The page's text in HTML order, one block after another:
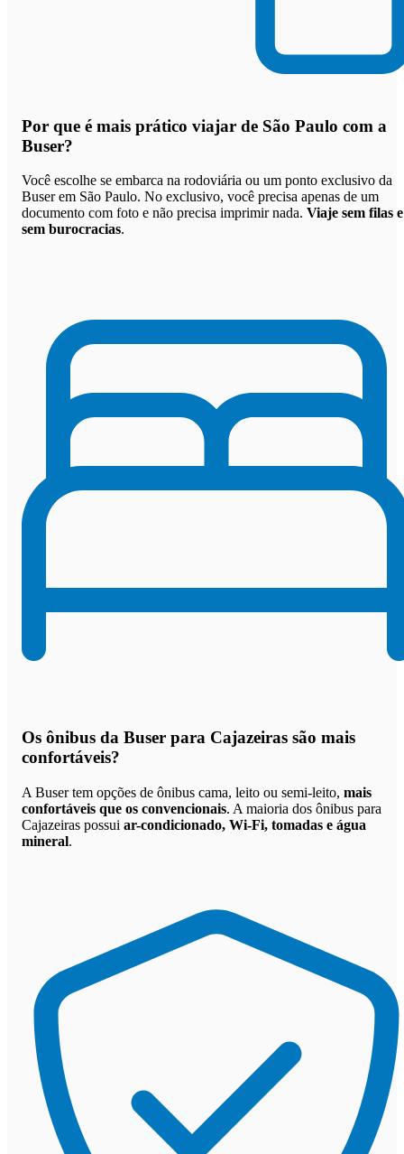
Por que é mais prático viajar de São Paulo com a
Buser?
Você escolhe se embarca na rodoviária ou um ponto exclusivo da
Buser em São Paulo. No exclusivo, você precisa apenas de um
documento com foto e não precisa imprimir nada. Viaje sem filas e
sem burocracias.
Os ônibus da Buser para Cajazeiras são mais
confortáveis?
A Buser tem opções de ônibus cama, leito ou semi-leito, mais
confortáveis que os convencionais. A maioria dos ônibus para
Cajazeiras possui ar-condicionado, Wi-Fi, tomadas e água
mineral.